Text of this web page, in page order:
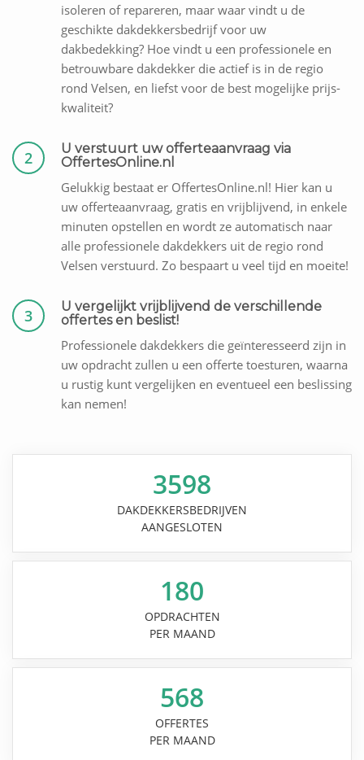
isoleren of repareren, maar waar vindt u de
geschikte dakdekkersbedrijf voor uw
dakbedekking? Hoe vindt u een professionele en
betrouwbare dakdekker die actief is in de regio
rond Velsen, en liefst voor de best mogelijke prijs-
kwaliteit?
2
U verstuurt uw offerteaanvraag via
OffertesOnline.nl
Gelukkig bestaat er OffertesOnline.nl! Hier kan u
uw offerteaanvraag, gratis en vrijblijvend, in enkele
minuten opstellen en wordt ze automatisch naar
alle professionele dakdekkers uit de regio rond
Velsen verstuurd. Zo bespaart u veel tijd en moeite!
3
U vergelijkt vrijblijvend de verschillende
offertes en beslist!
Professionele dakdekkers die geïnteresseerd zijn in
uw opdracht zullen u een offerte toesturen, waarna
u rustig kunt vergelijken en eventueel een beslissing
kan nemen!
3598
DAKDEKKERSBEDRIJVEN
AANGESLOTEN
180
OPDRACHTEN
PER MAAND
568
OFFERTES
PER MAAND